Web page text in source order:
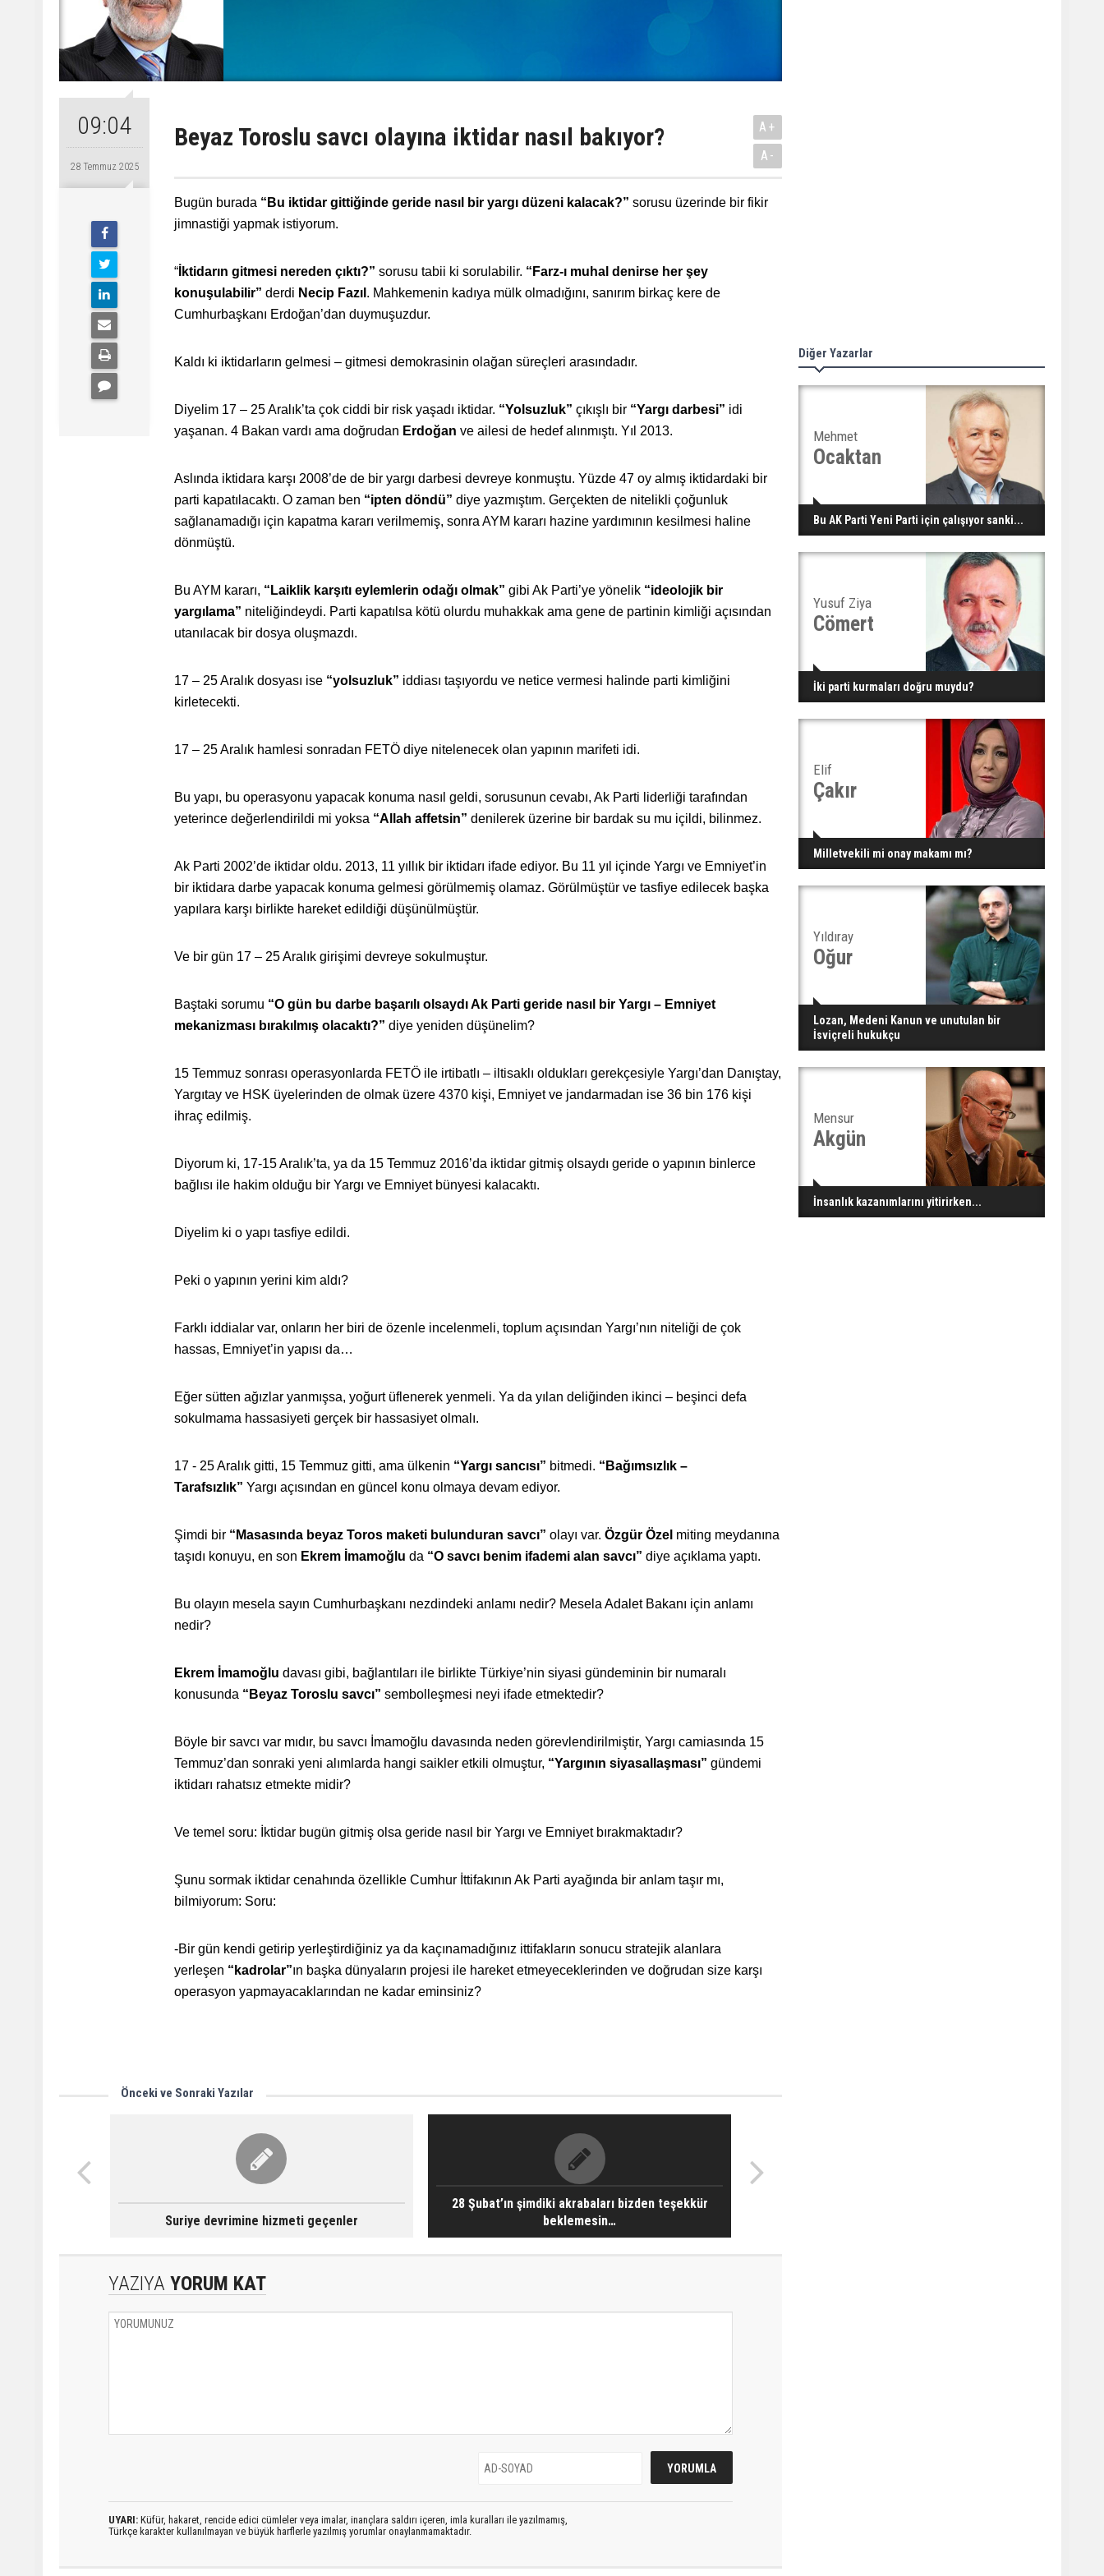
09:04
28 Temmuz 2025
Beyaz Toroslu savcı olayına iktidar nasıl bakıyor?
A+
A-
Bugün burada “Bu iktidar gittiğinde geride nasıl bir yargı düzeni kalacak?” sorusu üzerinde bir fikir
jimnastiği yapmak istiyorum.
“ İktidarın gitmesi nereden çıktı?” sorusu tabii ki sorulabilir. “Farz-ı muhal denirse her şey
konuşulabilir” derdi Necip Fazıl . Mahkemenin kadıya mülk olmadığını, sanırım birkaç kere de
Cumhurbaşkanı Erdoğan’dan duymuşuzdur.
Kaldı ki iktidarların gelmesi – gitmesi demokrasinin olağan süreçleri arasındadır.
Diyelim 17 – 25 Aralık’ta çok ciddi bir risk yaşadı iktidar. “Yolsuzluk” çıkışlı bir “Yargı darbesi” idi
yaşanan. 4 Bakan vardı ama doğrudan Erdoğan ve ailesi de hedef alınmıştı. Yıl 2013.
Aslında iktidara karşı 2008’de de bir yargı darbesi devreye konmuştu. Yüzde 47 oy almış iktidardaki bir
parti kapatılacaktı. O zaman ben “ipten döndü” diye yazmıştım. Gerçekten de nitelikli çoğunluk
sağlanamadığı için kapatma kararı verilmemiş, sonra AYM kararı hazine yardımının kesilmesi haline
dönmüştü.
Bu AYM kararı, “Laiklik karşıtı eylemlerin odağı olmak” gibi Ak Parti’ye yönelik “ideolojik bir
yargılama” niteliğindeydi. Parti kapatılsa kötü olurdu muhakkak ama gene de partinin kimliği açısından
utanılacak bir dosya oluşmazdı.
17 – 25 Aralık dosyası ise “yolsuzluk” iddiası taşıyordu ve netice vermesi halinde parti kimliğini
kirletecekti.
17 – 25 Aralık hamlesi sonradan FETÖ diye nitelenecek olan yapının marifeti idi.
Bu yapı, bu operasyonu yapacak konuma nasıl geldi, sorusunun cevabı, Ak Parti liderliği tarafından
yeterince değerlendirildi mi yoksa “Allah affetsin” denilerek üzerine bir bardak su mu içildi, bilinmez.
Ak Parti 2002’de iktidar oldu. 2013, 11 yıllık bir iktidarı ifade ediyor. Bu 11 yıl içinde Yargı ve Emniyet’in
bir iktidara darbe yapacak konuma gelmesi görülmemiş olamaz. Görülmüştür ve tasfiye edilecek başka
yapılara karşı birlikte hareket edildiği düşünülmüştür.
Ve bir gün 17 – 25 Aralık girişimi devreye sokulmuştur.
Baştaki sorumu “O gün bu darbe başarılı olsaydı Ak Parti geride nasıl bir Yargı – Emniyet
mekanizması bırakılmış olacaktı?” diye yeniden düşünelim?
15 Temmuz sonrası operasyonlarda FETÖ ile irtibatlı – iltisaklı oldukları gerekçesiyle Yargı’dan Danıştay,
Yargıtay ve HSK üyelerinden de olmak üzere 4370 kişi, Emniyet ve jandarmadan ise 36 bin 176 kişi
ihraç edilmiş.
Diyorum ki, 17-15 Aralık’ta, ya da 15 Temmuz 2016’da iktidar gitmiş olsaydı geride o yapının binlerce
bağlısı ile hakim olduğu bir Yargı ve Emniyet bünyesi kalacaktı.
Diyelim ki o yapı tasfiye edildi.
Peki o yapının yerini kim aldı?
Farklı iddialar var, onların her biri de özenle incelenmeli, toplum açısından Yargı’nın niteliği de çok
hassas, Emniyet’in yapısı da…
Eğer sütten ağızlar yanmışsa, yoğurt üflenerek yenmeli. Ya da yılan deliğinden ikinci – beşinci defa
sokulmama hassasiyeti gerçek bir hassasiyet olmalı.
17 - 25 Aralık gitti, 15 Temmuz gitti, ama ülkenin “Yargı sancısı” bitmedi. “Bağımsızlık –
Tarafsızlık” Yargı açısından en güncel konu olmaya devam ediyor.
Şimdi bir “Masasında beyaz Toros maketi bulunduran savcı” olayı var. Özgür Özel miting meydanına
taşıdı konuyu, en son Ekrem İmamoğlu da “O savcı benim ifademi alan savcı” diye açıklama yaptı.
Bu olayın mesela sayın Cumhurbaşkanı nezdindeki anlamı nedir? Mesela Adalet Bakanı için anlamı
nedir?
Ekrem İmamoğlu davası gibi, bağlantıları ile birlikte Türkiye’nin siyasi gündeminin bir numaralı
konusunda “Beyaz Toroslu savcı” sembolleşmesi neyi ifade etmektedir?
Böyle bir savcı var mıdır, bu savcı İmamoğlu davasında neden görevlendirilmiştir, Yargı camiasında 15
Temmuz’dan sonraki yeni alımlarda hangi saikler etkili olmuştur, “Yargının siyasallaşması” gündemi
iktidarı rahatsız etmekte midir?
Ve temel soru: İktidar bugün gitmiş olsa geride nasıl bir Yargı ve Emniyet bırakmaktadır?
Şunu sormak iktidar cenahında özellikle Cumhur İttifakının Ak Parti ayağında bir anlam taşır mı,
bilmiyorum: Soru:
-Bir gün kendi getirip yerleştirdiğiniz ya da kaçınamadığınız ittifakların sonucu stratejik alanlara
yerleşen “kadrolar”ın başka dünyaların projesi ile hareket etmeyeceklerinden ve doğrudan size karşı
operasyon yapmayacaklarından ne kadar eminsiniz?
Önceki ve Sonraki Yazılar
Suriye devrimine hizmeti geçenler
28 Şubat’ın şimdiki akrabaları bizden teşekkür
beklemesin…
YAZIYA YORUM KAT
UYARI: Küfür, hakaret, rencide edici cümleler veya imalar, inançlara saldırı içeren, imla kuralları ile yazılmamış,
Türkçe karakter kullanılmayan ve büyük harflerle yazılmış yorumlar onaylanmamaktadır.
Diğer Yazarlar
Mehmet
Ocaktan
Bu AK Parti Yeni Parti için çalışıyor sanki...
Yusuf Ziya
Cömert
İki parti kurmaları doğru muydu?
Elif
Çakır
Milletvekili mi onay makamı mı?
Yıldıray
Oğur
Lozan, Medeni Kanun ve unutulan bir
İsviçreli hukukçu
Mensur
Akgün
İnsanlık kazanımlarını yitirirken...